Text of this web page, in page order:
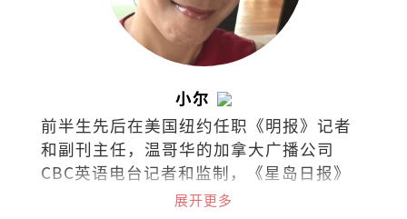
小尔
前半生先后在美国纽约任职《明报》记者
和副刊主任，温哥华的加拿大广播公司
CBC英语电台记者和监制，《星岛日报》
及《世界日报》记者，《温哥华中文电视
展开更多